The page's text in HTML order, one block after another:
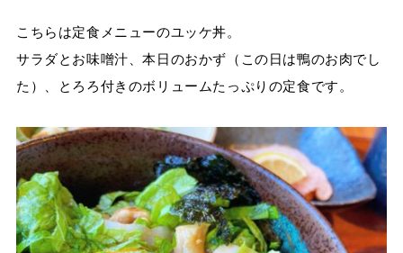
こちらは定食メニューのユッケ丼。
サラダとお味噌汁、本日のおかず（この日は鴨のお肉でし
た）、とろろ付きのボリュームたっぷりの定食です。